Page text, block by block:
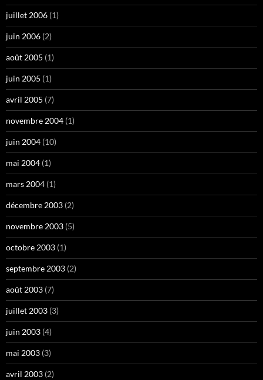
juillet 2006 (1)
juin 2006 (2)
août 2005 (1)
juin 2005 (1)
avril 2005 (7)
novembre 2004 (1)
juin 2004 (10)
mai 2004 (1)
mars 2004 (1)
décembre 2003 (2)
novembre 2003 (5)
octobre 2003 (1)
septembre 2003 (2)
août 2003 (7)
juillet 2003 (3)
juin 2003 (4)
mai 2003 (3)
avril 2003 (2)